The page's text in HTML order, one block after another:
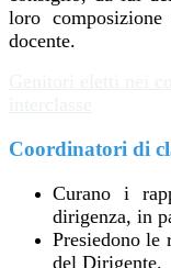
loro
docente.
Coordinatori di
Curano i
dirigenza, in
Presiedono le
del Dirigente.